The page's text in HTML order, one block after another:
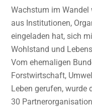
Wachstum im Wandel
aus Institutionen,
eingeladen hat, sich
Wohlstand und
Vom ehemaligen
Forstwirtschaft,
Leben gerufen, wurde
30